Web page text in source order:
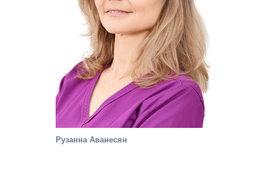
Рузанна Аванесян